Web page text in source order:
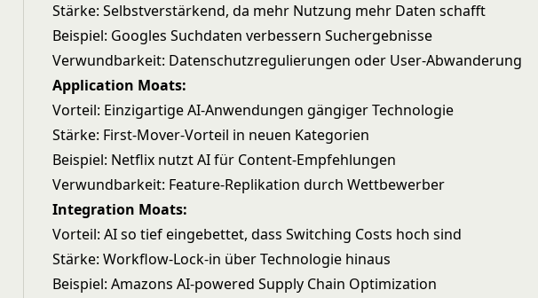
Stärke: Selbstverstärkend, da mehr Nutzung mehr Daten schafft
Beispiel: Googles Suchdaten verbessern Suchergebnisse
Verwundbarkeit: Datenschutzregulierungen oder User-Abwanderung
Application Moats:
Vorteil: Einzigartige AI-Anwendungen gängiger Technologie
Stärke: First-Mover-Vorteil in neuen Kategorien
Beispiel: Netflix nutzt AI für Content-Empfehlungen
Verwundbarkeit: Feature-Replikation durch Wettbewerber
Integration Moats:
Vorteil: AI so tief eingebettet, dass Switching Costs hoch sind
Stärke: Workflow-Lock-in über Technologie hinaus
Beispiel: Amazons AI-powered Supply Chain Optimization